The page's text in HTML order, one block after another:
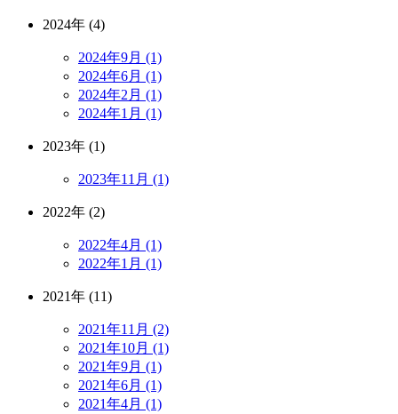
2024年 (4)
2024年9月 (1)
2024年6月 (1)
2024年2月 (1)
2024年1月 (1)
2023年 (1)
2023年11月 (1)
2022年 (2)
2022年4月 (1)
2022年1月 (1)
2021年 (11)
2021年11月 (2)
2021年10月 (1)
2021年9月 (1)
2021年6月 (1)
2021年4月 (1)